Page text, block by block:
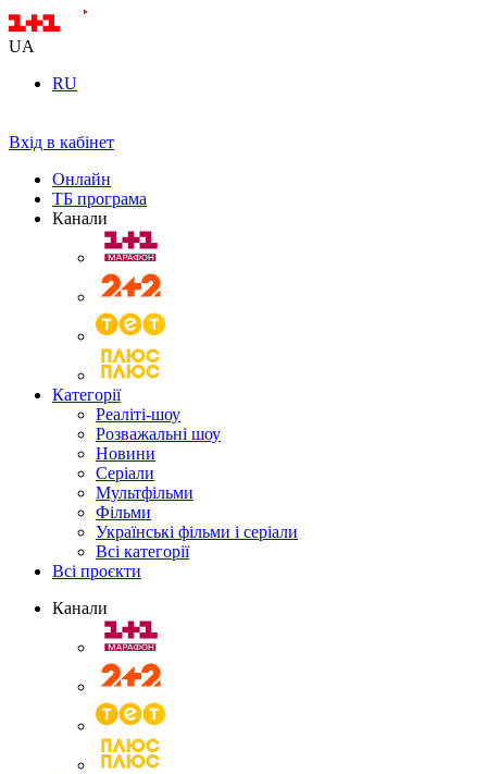
UA
RU
Вхід в кабінет
Онлайн
ТБ програма
Канали
Категорії
Реаліті-шоу
Розважальні шоу
Новини
Серіали
Мультфільми
Фільми
Українські фільми і серіали
Всі категорії
Всі проєкти
Канали